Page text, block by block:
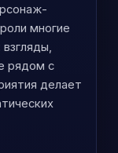
многие
рядом с
делает